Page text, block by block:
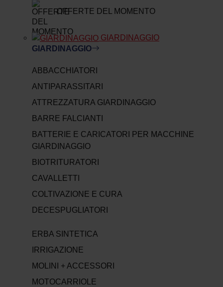
OFFERTE DEL MOMENTO
GIARDINAGGIO
GIARDINAGGIO
ABBACCHIATORI
ANTIPARASSITARI
ATTREZZATURA GIARDINAGGIO
BARRE FALCIANTI
BATTERIE E CARICATORI PER MACCHINE
GIARDINAGGIO
BIOTRITURATORI
CAVALLETTI
COLTIVAZIONE E CURA
DECESPUGLIATORI
ERBA SINTETICA
IRRIGAZIONE
MOLINI + ACCESSORI
MOTOCARRIOLE